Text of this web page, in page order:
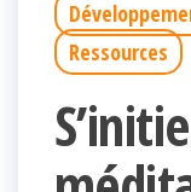
Ressources